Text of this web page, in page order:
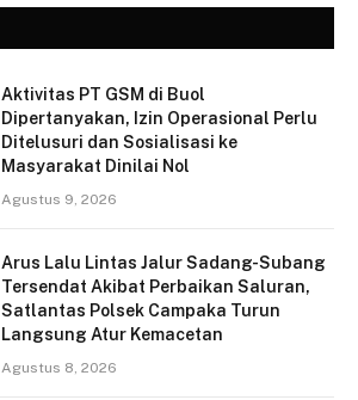
Aktivitas PT GSM di Buol
Dipertanyakan, Izin Operasional Perlu
Ditelusuri dan Sosialisasi ke
Masyarakat Dinilai Nol
Agustus 9, 2026
Arus Lalu Lintas Jalur Sadang-Subang
Tersendat Akibat Perbaikan Saluran,
Satlantas Polsek Campaka Turun
Langsung Atur Kemacetan
Agustus 8, 2026